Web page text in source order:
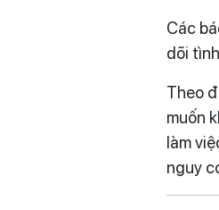
Các
dõi
Theo
muốn
làm
nguy